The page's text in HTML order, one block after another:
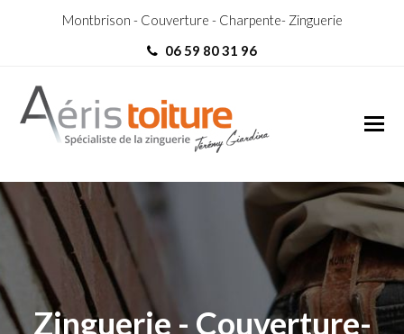
Montbrison - Couverture - Charpente- Zinguerie
06 59 80 31 96
Zinguerie - Couverture-